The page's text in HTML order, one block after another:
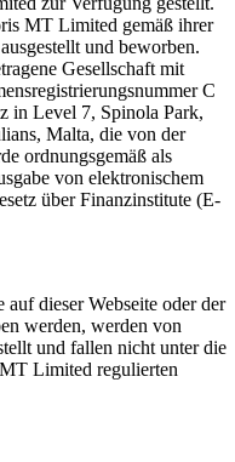
MT Limited gemäß ihrer
und beworben.
Gesellschaft mit
C
in Level 7, Spinola Park,
Malta, die von der
ordnungsgemäß als
von elektronischem
über Finanzinstitute (E-
dieser Webseite oder der
werden, werden von
und fallen nicht unter die
Limited regulierten